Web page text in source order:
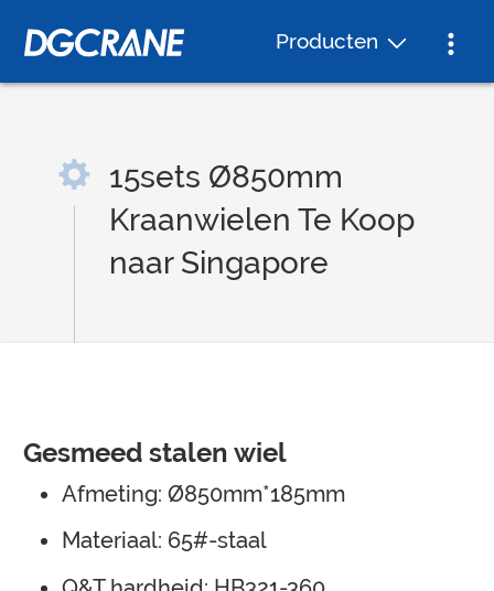
Producten
15sets Ø850mm
Kraanwielen Te Koop
naar Singapore
Gesmeed stalen wiel
Afmeting: Ø850mm*185mm
Materiaal: 65#-staal